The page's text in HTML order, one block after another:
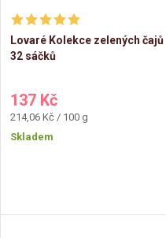
í
p
r
o
u
s
p
r
o
Lovaré Kolekce zelených čajů
32 sáčků
137 Kč
Měrná
cena:
214,06 Kč / 100 g
Skladem